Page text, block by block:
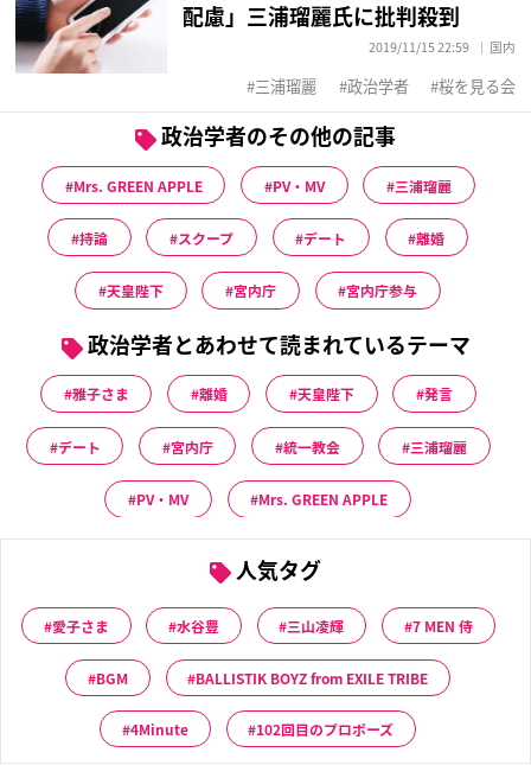
配慮」三浦瑠麗氏に批判殺到
2019/11/15 22:59 国内
三浦瑠麗 政治学者 桜を見る会
政治学者のその他の記事
Mrs. GREEN APPLE PV・MV 三浦瑠麗
持論 スクープ デート 離婚
天皇陛下 宮内庁 宮内庁参与
政治学者とあわせて読まれているテーマ
雅子さま 離婚 天皇陛下 発言
デート 宮内庁 統一教会 三浦瑠麗
PV・MV Mrs. GREEN APPLE
人気タグ
愛子さま 水谷豊 三山凌輝 7 MEN 侍
BGM BALLISTIK BOYZ from EXILE TRIBE
4Minute 102回目のプロポーズ